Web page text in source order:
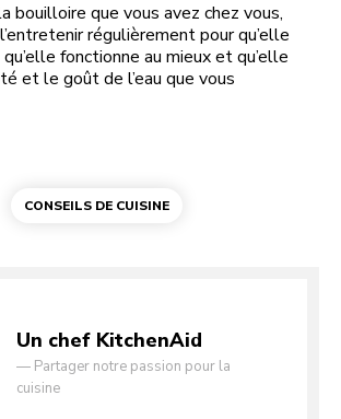
bouilloire que vous avez chez vous,
régulièrement pour qu’elle
fonctionne au mieux et qu’elle
et le goût de l’eau que vous
CONSEILS DE CUISINE
Un chef KitchenAid
— Partager notre passion pour la
cuisine